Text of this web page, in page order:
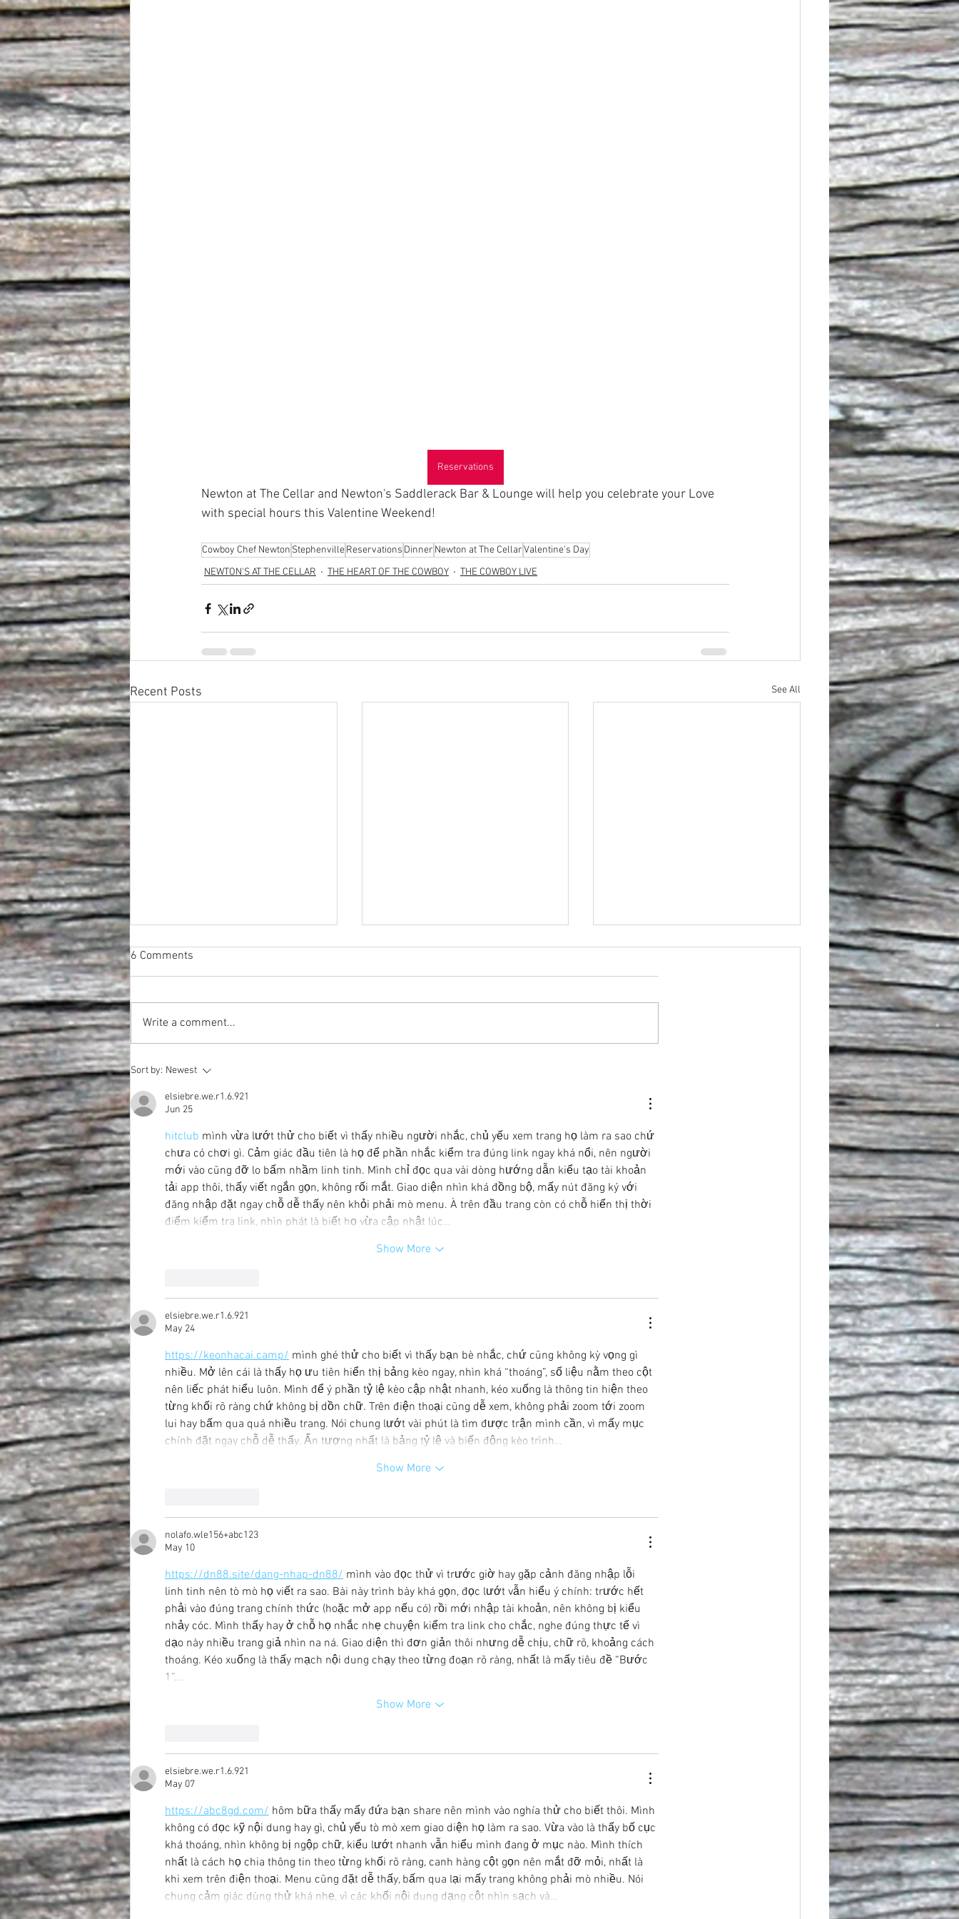
Reservations
Newton at The Cellar and Newton's Saddlerack Bar & Lounge will help you celebrate your Love
with special hours this Valentine Weekend!
Cowboy Chef Newton StephenvilleReservations Dinner Newton at The CellarValentine's Day
NEWTON'S AT THE CELLAR
THE HEART OF THE COWBOY THE COWBOY LIVE
Recent Posts See All
Saddlerack 🐣🌷
6 Comments
Write a comment...
Sort by: Newest
elsiebre.we.r1.6.921
Jun 25
hitclub mình vừa lướt thử cho biết vì thấy nhiều người nhắc, chủ yếu xem trang họ làm ra sao chứ
chưa có chơi gì. Cảm giác đầu tiên là họ để phần nhắc kiểm tra đúng link ngay khá nổi, nên người
mới vào cũng đỡ lo bấm nhầm linh tinh. Mình chỉ đọc qua vài dòng hướng dẫn kiểu tạo tài khoản
tải app thôi, thấy viết ngắn gọn, không rối mắt. Giao diện nhìn khá đồng bộ, mấy nút đăng ký với
đăng nhập đặt ngay chỗ dễ thấy nên khỏi phải mò menu. À trên đầu trang còn có chỗ hiển thị thời
điểm kiểm tra link, nhìn phát là biết họ vừa cập nhật lúc…
Show More
elsiebre.we.r1.6.921
May 24
https://keonhacai.camp/ mình ghé thử cho biết vì thấy bạn bè nhắc, chứ cũng không kỳ vọng gì
nhiều. Mở lên cái là thấy họ ưu tiên hiển thị bảng kèo ngay, nhìn khá “thoáng”, số liệu nằm theo cột
nên liếc phát hiểu luôn. Mình để ý phần tỷ lệ kèo cập nhật nhanh, kéo xuống là thông tin hiện theo
từng khối rõ ràng chứ không bị dồn chữ. Trên điện thoại cũng dễ xem, không phải zoom tới zoom
lui hay bấm qua quá nhiều trang. Nói chung lướt vài phút là tìm được trận mình cần, vì mấy mục
chính đặt ngay chỗ dễ thấy. Ấn tượng nhất là bảng tỷ lệ và biến động kèo trình…
Show More
nolafo.wle156+abc123
May 10
https://dn88.site/dang-nhap-dn88/ mình vào đọc thử vì trước giờ hay gặp cảnh đăng nhập lỗi
linh tinh nên tò mò họ viết ra sao. Bài này trình bày khá gọn, đọc lướt vẫn hiểu ý chính: trước hết
phải vào đúng trang chính thức (hoặc mở app nếu có) rồi mới nhập tài khoản, nên không bị kiểu
nhảy cóc. Mình thấy hay ở chỗ họ nhắc nhẹ chuyện kiểm tra link cho chắc, nghe đúng thực tế vì
dạo này nhiều trang giả nhìn na ná. Giao diện thì đơn giản thôi nhưng dễ chịu, chữ rõ, khoảng cách
thoáng. Kéo xuống là thấy mạch nội dung chạy theo từng đoạn rõ ràng, nhất là mấy tiêu đề “Bước
1”,…
Show More
elsiebre.we.r1.6.921
May 07
https://abc8gd.com/ hôm bữa thấy mấy đứa bạn share nên mình vào nghía thử cho biết thôi. Mình
không có đọc kỹ nội dung hay gì, chủ yếu tò mò xem giao diện họ làm ra sao. Vừa vào là thấy bố cục
khá thoáng, nhìn không bị ngộp chữ, kiểu lướt nhanh vẫn hiểu mình đang ở mục nào. Mình thích
nhất là cách họ chia thông tin theo từng khối rõ ràng, canh hàng cột gọn nên mắt đỡ mỏi, nhất là
khi xem trên điện thoại. Menu cũng đặt dễ thấy, bấm qua lại mấy trang không phải mò nhiều. Nói
chung cảm giác dùng thử khá nhẹ, vì các khối nội dung dạng cột nhìn sạch và…